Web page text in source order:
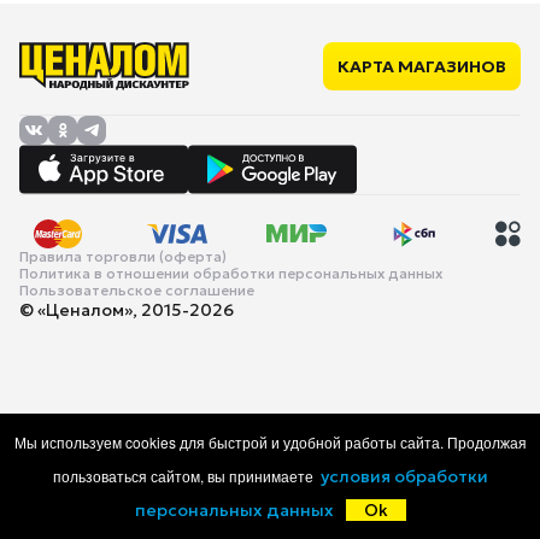
КАРТА МАГАЗИНОВ
Правила торговли (оферта)
Политика в отношении обработки персональных данных
Пользовательское соглашение
© «Ценалом», 2015-2026
Каталог Корзина Избранное
Мы используем cookies для быстрой и удобной работы сайта. Продолжая
пользоваться сайтом, вы принимаете условия обработки
персональных данных
Ok